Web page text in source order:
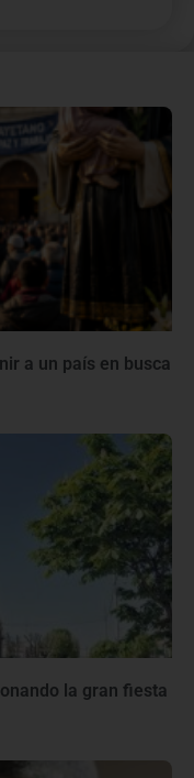
a un país en busca
la gran fiesta